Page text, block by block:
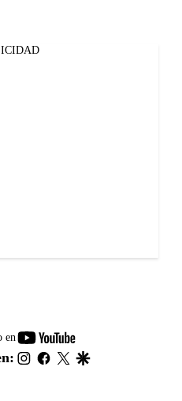
en
youtube-
footer
instagram
facebook
twitter